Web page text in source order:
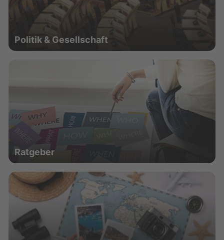
Politik & Gesellschaft
Ratgeber